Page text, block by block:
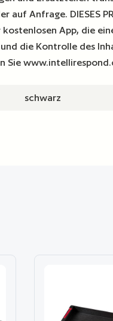
auf Anfrage. DIESES
kostenlosen App, die
die Kontrolle des
Sie
schwarz